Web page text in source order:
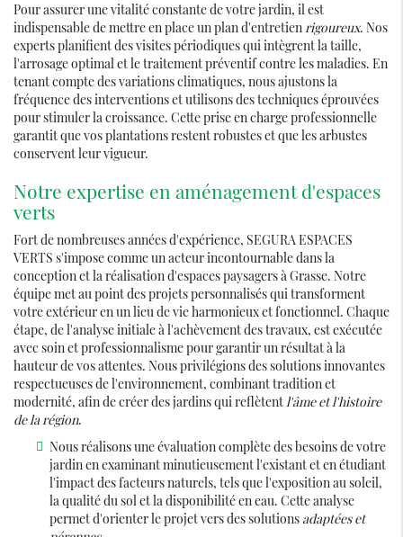
Pour assurer une vitalité constante de votre jardin, il est
indispensable de mettre en place un plan d'entretienrigoureux. Nos
experts planifient des visites périodiques qui intègrent la taille,
l'arrosage optimal et le traitement préventif contre les maladies. En
tenant compte des variations climatiques, nous ajustons la
fréquence des interventions et utilisons des techniques éprouvées
pour stimuler la croissance. Cette prise en charge professionnelle
garantit que vos plantations restent robustes et que les arbustes
conservent leur vigueur.
Notre expertise en aménagement d'espaces
verts
Fort de nombreuses années d'expérience, SEGURA ESPACES
VERTS s'impose comme un acteur incontournable dans la
conception et la réalisation d'espaces paysagers à Grasse. Notre
équipe met au point des projets personnalisés qui transforment
votre extérieur en un lieu de vie harmonieux et fonctionnel. Chaque
étape, de l'analyse initiale à l'achèvement des travaux, est exécutée
avec soin et professionnalisme pour garantir un résultat à la
hauteur de vos attentes. Nous privilégions des solutions innovantes
respectueuses de l'environnement, combinant tradition et
modernité, afin de créer des jardins qui reflètentl'âme et l'histoire
de la région.
Nous réalisons une évaluation complète des besoins de votre
jardin en examinant minutieusement l'existant et en étudiant
l'impact des facteurs naturels, tels que l'exposition au soleil,
la qualité du sol et la disponibilité en eau. Cette analyse
permet d'orienter le projet vers des solutions adaptées et